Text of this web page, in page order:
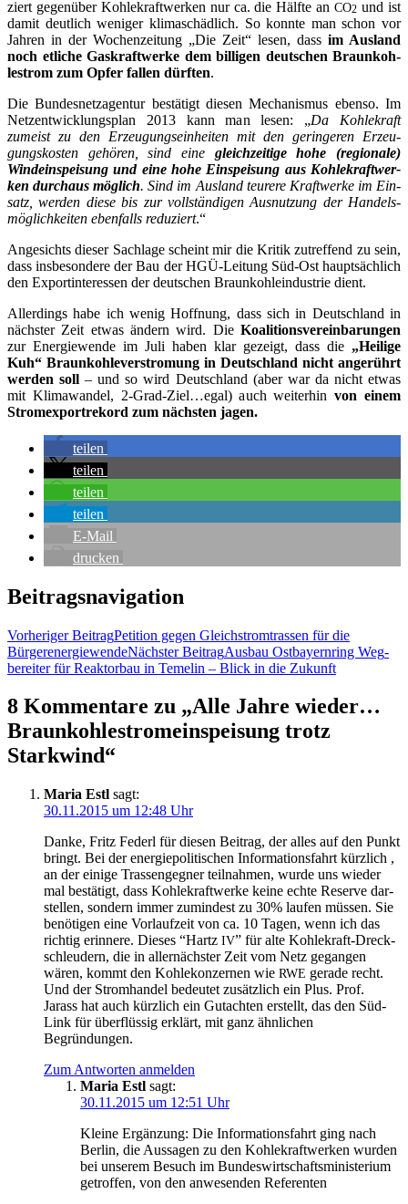
ziert gegen­über Koh­le­kraft­wer­ken nur ca. die Hälf­te anCO2 und ist
damit deut­lich weni­ger kli­ma­schäd­lich. So konn­te man schon vor
Jah­ren in der Wochen­zei­tung „Die Zeit“ lesen, dass im Aus­land
noch etli­che Gas­kraft­wer­ke dem bil­li­gen deut­schen Braun­koh­
lestrom zum Opfer fal­len dürf­ten.
Die Bun­des­netz­agen­tur bestä­tigt die­sen Mecha­nis­mus eben­so. Im
Netz­ent­wick­lungs­plan 2013 kann man lesen: „Da Koh­le­kraft
zumeist zu den Erzeu­gungs­ein­hei­ten mit den gerin­ge­ren Erzeu­
gungs­kos­ten gehö­ren, sind eine gleich­zei­ti­ge hohe (regio­na­le)
Wind­ein­spei­sung und eine hohe Ein­spei­sung aus Koh­le­kraft­wer­
ken durch­aus mög­lich. Sind im Aus­land teu­re­re Kraft­wer­ke im Ein­
satz, wer­den die­se bis zur voll­stän­di­gen Aus­nut­zung der Han­dels­
mög­lich­kei­ten eben­falls redu­ziert.“
Ange­sichts die­ser Sach­la­ge scheint mir die Kri­tik zutref­fend zu sein,
dass ins­be­son­de­re der Bau der HGÜ-Lei­tung Süd-Ost haupt­säch­lich
den Export­in­ter­es­sen der deut­schen Braun­koh­le­indus­trie dient.
Aller­dings habe ich wenig Hoff­nung, dass sich in Deutsch­land in
nächs­ter Zeit etwas ändern wird. Die Koali­ti­ons­ver­ein­ba­run­gen
zur Ener­gie­wen­de im Juli haben klar gezeigt, dass die „Hei­li­ge
Kuh“ Braun­koh­le­ver­stro­mung in Deutsch­land nicht ange­rührt
wer­den soll– und so wird Deutsch­land (aber war da nicht etwas
mit Kli­ma­wan­del, 2‑Grad-Ziel…egal) auch wei­ter­hinvon einem
Strom­ex­port­re­kord zum nächs­ten jagen.
tei­len
tei­len
tei­len
tei­len
E‑Mail
dru­cken
Beitragsnavigation
Vorheriger BeitragPeti­ti­on gegen Gleich­strom­tras­sen für die
BürgerenergiewendeNächster BeitragAus­bau Ost­bay­ern­ring Weg­
be­rei­ter für Reak­tor­bau in Teme­lin – Blick in die Zukunft
8 Kommentare zu „Alle Jah­re wieder…
Braunkohlestromeinspeisung trotz
Starkwind“
Maria Estl sagt:
30.11.2015 um 12:48 Uhr
Dan­ke, Fritz Federl für die­sen Bei­trag, der alles auf den Punkt
bringt. Bei der ener­gie­po­li­ti­schen Infor­ma­ti­ons­fahrt kürz­lich ,
an der eini­ge Tras­sen­geg­ner teil­nah­men, wur­de uns wie­der
mal bestä­tigt, dass Koh­le­kraft­wer­ke kei­ne ech­te Reser­ve dar­
stel­len, son­dern immer zumin­dest zu 30% lau­fen müs­sen. Sie
benö­ti­gen eine Vor­lauf­zeit von ca. 10 Tagen, wenn ich das
rich­tig erin­ne­re. Die­ses “Hartz IV” für alte Koh­le­kraft-Dreck­
schleu­dern, die in aller­nächs­ter Zeit vom Netz gegan­gen
wären, kommt den Koh­le­kon­zer­nen wie RWE gera­de recht.
Und der Strom­han­del bedeu­tet zusätz­lich ein Plus. Prof.
Jarass hat auch kürz­lich ein Gut­ach­ten erstellt, das den Süd­
Link für über­flüs­sig erklärt, mit ganz ähn­li­chen
Begründungen.
Zum Antworten anmelden
Maria Estl sagt:
30.11.2015 um 12:51 Uhr
Klei­ne Ergän­zung: Die Infor­ma­ti­ons­fahrt ging nach
Ber­lin, die Aus­sa­gen zu den Koh­le­kraft­wer­ken wur­den
bei unse­rem Besuch im Bun­des­wirt­schafts­mi­nis­te­ri­um
getrof­fen, von den anwe­sen­den Referenten